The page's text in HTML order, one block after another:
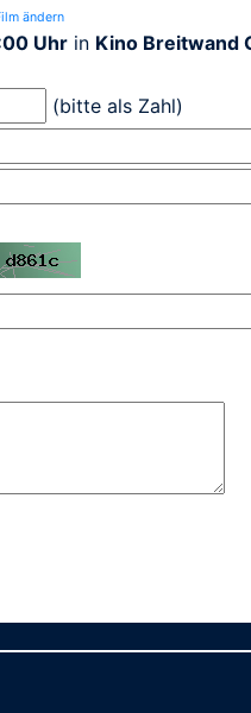
ändern
Uhr in Kino Breitwand
(bitte als Zahl)